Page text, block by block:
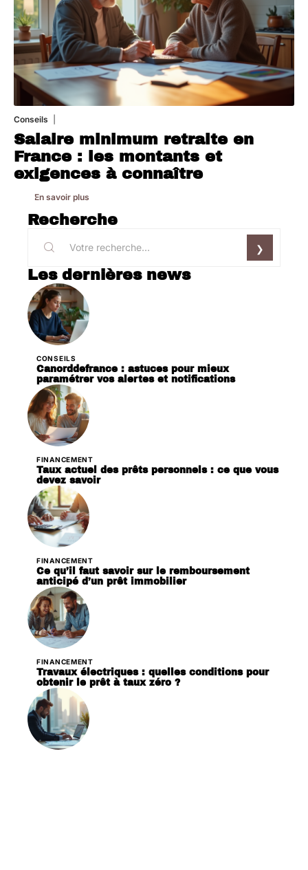
Conseils
Salaire minimum retraite en
France : les montants et
exigences à connaître
En savoir plus
Recherche
Les dernières news
CONSEILS
Canorddefrance : astuces pour mieux
paramétrer vos alertes et notifications
FINANCEMENT
Taux actuel des prêts personnels : ce que vous
devez savoir
FINANCEMENT
Ce qu’il faut savoir sur le remboursement
anticipé d’un prêt immobilier
FINANCEMENT
Travaux électriques : quelles conditions pour
obtenir le prêt à taux zéro ?